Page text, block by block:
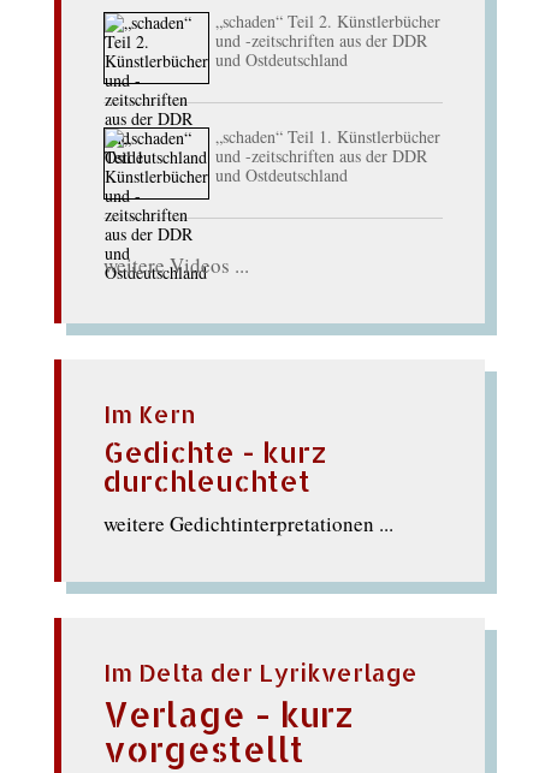
„schaden“ Teil 2. Künstlerbücher
und -zeitschriften aus der DDR
und Ostdeutschland
„schaden“ Teil 1. Künstlerbücher
und -zeitschriften aus der DDR
und Ostdeutschland
weitere Videos ...
Im Kern
Gedichte - kurz
durchleuchtet
weitere Gedichtinterpretationen ...
Im Delta der Lyrikverlage
Verlage - kurz
vorgestellt